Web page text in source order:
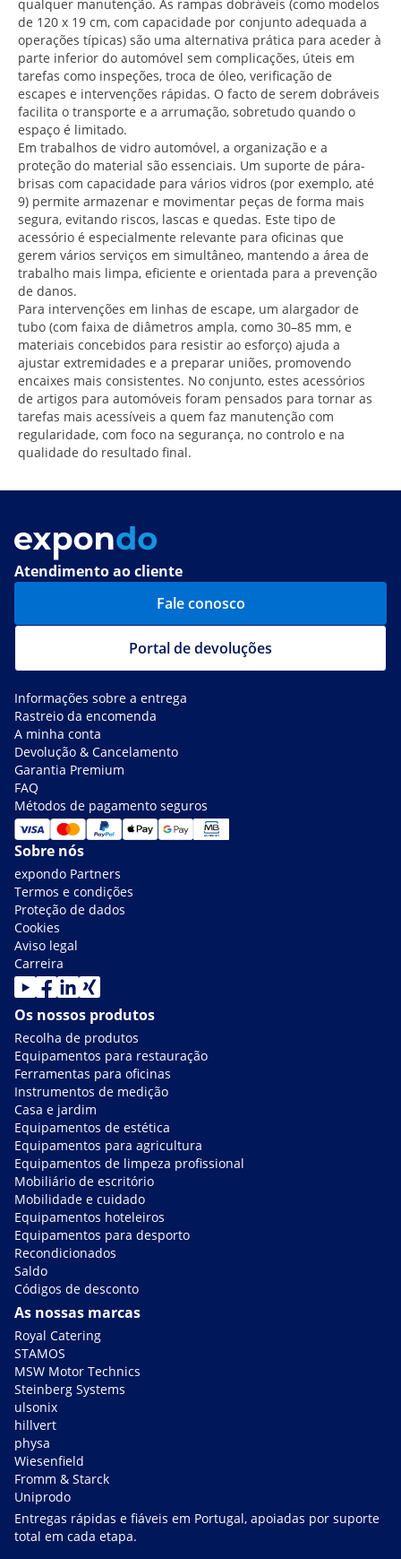
qualquer manutenção. As rampas dobráveis (como modelos
de 120 x 19 cm, com capacidade por conjunto adequada a
operações típicas) são uma alternativa prática para aceder à
parte inferior do automóvel sem complicações, úteis em
tarefas como inspeções, troca de óleo, verificação de
escapes e intervenções rápidas. O facto de serem dobráveis
facilita o transporte e a arrumação, sobretudo quando o
espaço é limitado.
Em trabalhos de vidro automóvel, a organização e a
proteção do material são essenciais. Um suporte de pára-
brisas com capacidade para vários vidros (por exemplo, até
9) permite armazenar e movimentar peças de forma mais
segura, evitando riscos, lascas e quedas. Este tipo de
acessório é especialmente relevante para oficinas que
gerem vários serviços em simultâneo, mantendo a área de
trabalho mais limpa, eficiente e orientada para a prevenção
de danos.
Para intervenções em linhas de escape, um alargador de
tubo (com faixa de diâmetros ampla, como 30–85 mm, e
materiais concebidos para resistir ao esforço) ajuda a
ajustar extremidades e a preparar uniões, promovendo
encaixes mais consistentes. No conjunto, estes acessórios
de artigos para automóveis foram pensados para tornar as
tarefas mais acessíveis a quem faz manutenção com
regularidade, com foco na segurança, no controlo e na
qualidade do resultado final.
Atendimento ao cliente
Fale conosco
Portal de devoluções
Informações sobre a entrega
Rastreio da encomenda
A minha conta
Devolução & Cancelamento
Garantia Premium
FAQ
Métodos de pagamento seguros
Sobre nós
expondo Partners
Termos e condições
Proteção de dados
Cookies
Aviso legal
Carreira
Os nossos produtos
Recolha de produtos
Equipamentos para restauração
Ferramentas para oficinas
Instrumentos de medição
Casa e jardim
Equipamentos de estética
Equipamentos para agricultura
Equipamentos de limpeza profissional
Mobiliário de escritório
Mobilidade e cuidado
Equipamentos hoteleiros
Equipamentos para desporto
Recondicionados
Saldo
Códigos de desconto
As nossas marcas
Royal Catering
STAMOS
MSW Motor Technics
Steinberg Systems
ulsonix
hillvert
physa
Wiesenfield
Fromm & Starck
Uniprodo
Entregas rápidas e fiáveis em Portugal, apoiadas por suporte
total em cada etapa.